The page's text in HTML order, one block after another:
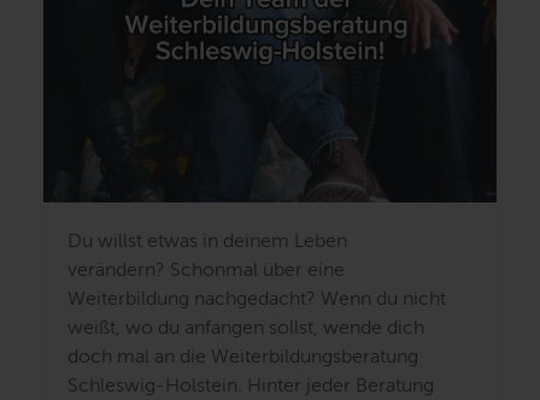
Du willst etwas in deinem Leben
verändern? Schonmal über eine
Weiterbildung nachgedacht? Wenn du nicht
weißt, wo du anfangen sollst, wende dich
doch mal an die Weiterbildungsberatung
Schleswig-Holstein. Hinter jeder Beratung